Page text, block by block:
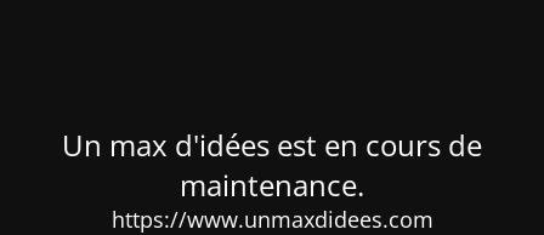
Un max d'idées est en cours de
maintenance.
https://www.unmaxdidees.com